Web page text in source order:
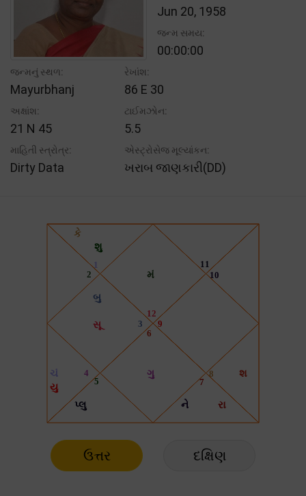
Jun 20, 1958
જન્મ સમય:
00:00:00
જન્મનું સ્થળ:
Mayurbhanj
રેખાંશ:
86 E 30
અક્ષાંશ:
21 N 45
ટાઈમઝોન:
5.5
માહિતી સ્ત્રોત્ર:
Dirty Data
એસ્ટ્રોસેજ મૂલ્યાંકન:
ખરાબ જાણકારી(DD)
ઉત્તર દક્ષિણ